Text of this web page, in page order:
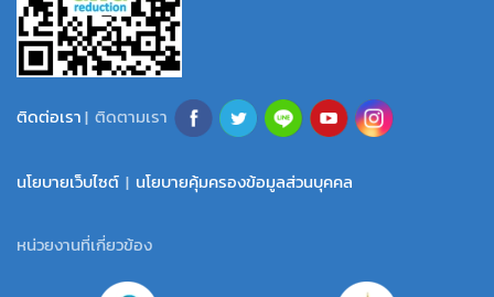
ติดต่อเรา| ติดตามเรา
นโยบายเว็บไซต์ | นโยบายคุ้มครองข้อมูลส่วนบุคคล
หน่วยงานที่เกี่ยวข้อง